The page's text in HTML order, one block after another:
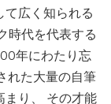
て広く知られる
時代を代表する
年にわたり忘
れた大量の自筆
まり、 その才能